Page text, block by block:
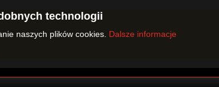
technologii
naszych plików cookies. Dalsze informacje